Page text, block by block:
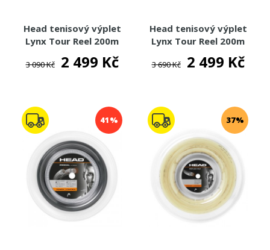
Head tenisový výplet
Lynx Tour Reel 200m
3 090 Kč 2 499 Kč
Head tenisový výplet
Lynx Tour Reel 200m
3 690 Kč 2 499 Kč
41% 37%